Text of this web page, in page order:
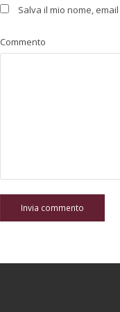
Salva il mio nome,
Commento